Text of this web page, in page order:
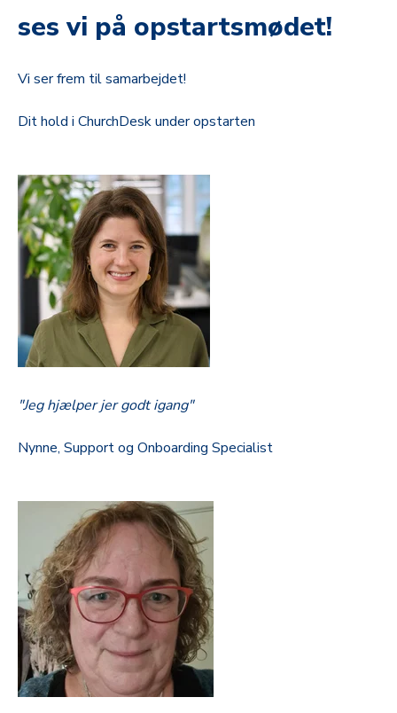
ses vi på opstartsmødet!
Vi ser frem til samarbejdet!
Dit hold i ChurchDesk under opstarten
"Jeg hjælper jer godt igang"
Nynne, Support og Onboarding Specialist